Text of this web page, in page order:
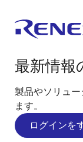
最新情報
製品やソリュ
ます。
ログインを